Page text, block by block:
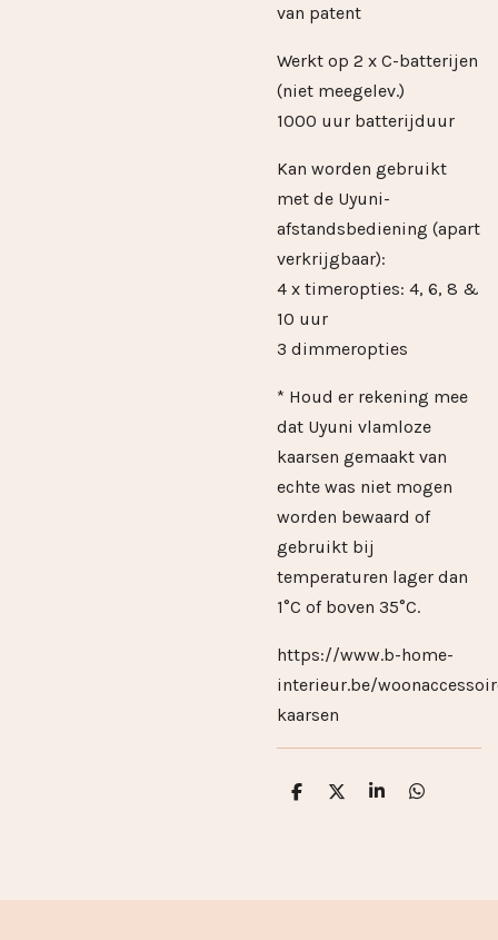
van patent
Werkt op 2 x C-batterijen
(niet meegelev.)
1000 uur batterijduur
Kan worden gebruikt
met de Uyuni-
afstandsbediening (apart
verkrijgbaar):
4 x timeropties: 4, 6, 8 &
10 uur
3 dimmeropties
* Houd er rekening mee
dat Uyuni vlamloze
kaarsen gemaakt van
echte was niet mogen
worden bewaard of
gebruikt bij
temperaturen lager dan
1°C of boven 35°C.
https://www.b-home-
interieur.be/
kaarsen
D
D
S
D